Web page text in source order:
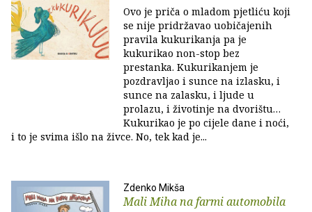
Ovo je priča o mladom pjetliću koji
se nije pridržavao uobičajenih
pravila kukurikanja pa je
kukurikao non-stop bez
prestanka. Kukurikanjem je
pozdravljao i sunce na izlasku, i
sunce na zalasku, i ljude u
prolazu, i životinje na dvorištu…
Kukurikao je po cijele dane i noći,
i to je svima išlo na živce. No, tek kad je...
Zdenko Mikša
Mali Miha na farmi automobila